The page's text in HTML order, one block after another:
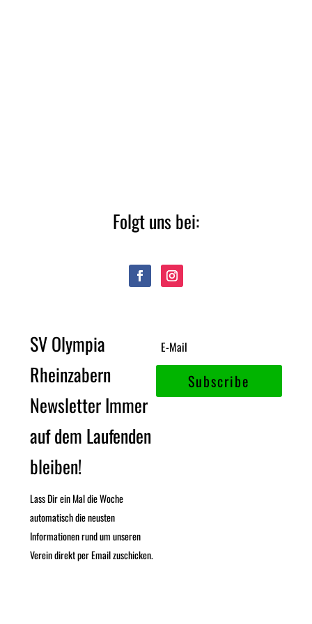
Folgt uns bei:
SV Olympia
Rheinzabern
Newsletter Immer
auf dem Laufenden
bleiben!
Lass Dir ein Mal die Woche
automatisch die neusten
Informationen rund um unseren
Verein direkt per Email zuschicken.
Subscribe